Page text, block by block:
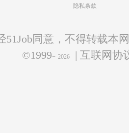
隐私条款
51Job同意，不得转载本
©1999- 2026 | 互联网协